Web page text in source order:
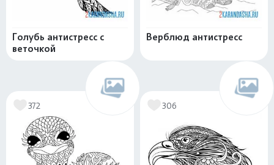
Голубь антистресс с
веточкой
Верблюд антистресс
372 306